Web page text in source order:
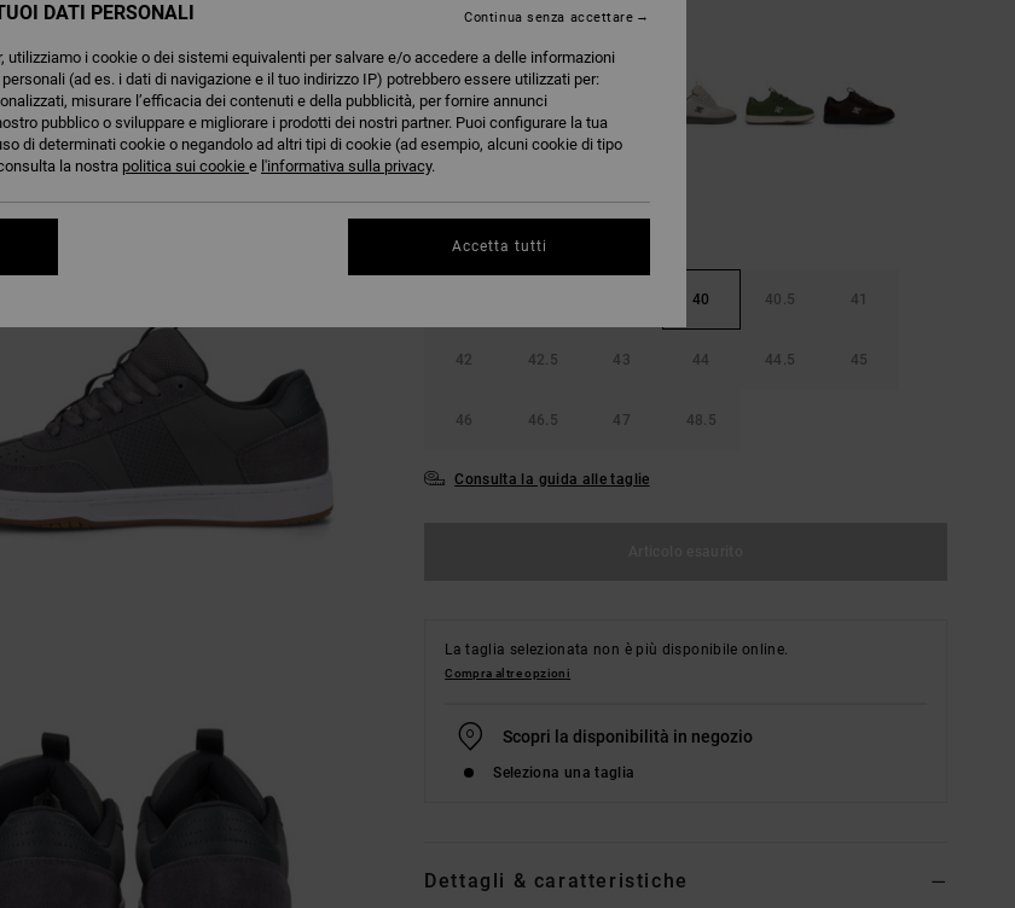
40 40.5 41
42 42.5 43 44 44.5 45
46 46.5 47 48.5
Consulta la guida alle taglie
La taglia selezionata non è più disponibile online.
Compra altre opzioni
Scopri la disponibilità in negozio
Seleziona una taglia
Dettagli & caratteristiche
DATI PERSONALI
utilizziamo i cookie o dei sistemi equivalenti per salvare e/o accedere a delle informazioni
(ad es. i dati di navigazione e il tuo indirizzo IP) potrebbero essere utilizzati per:
misurare l’efficacia dei contenuti e della pubblicità, per fornire annunci
pubblico o sviluppare e migliorare i prodotti dei nostri partner. Puoi configurare la tua
di determinati cookie o negandolo ad altri tipi di cookie (ad esempio, alcuni cookie di tipo
la nostra politica sui cookie e l'informativa sulla privacy.
Continua senza accettare
Accetta tutti